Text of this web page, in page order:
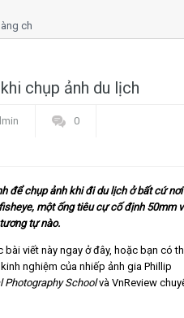
nghiệp
chụp ảnh du lịch
0
để chụp ảnh khi đi du lịch ở bất cứ
một ống tiêu cự cố định 50mm
tự nào.
viết này ngay ở đây, hoặc bạn có
nghiệm của nhiếp ảnh gia Phillip
Photography Schoolvà VnReview